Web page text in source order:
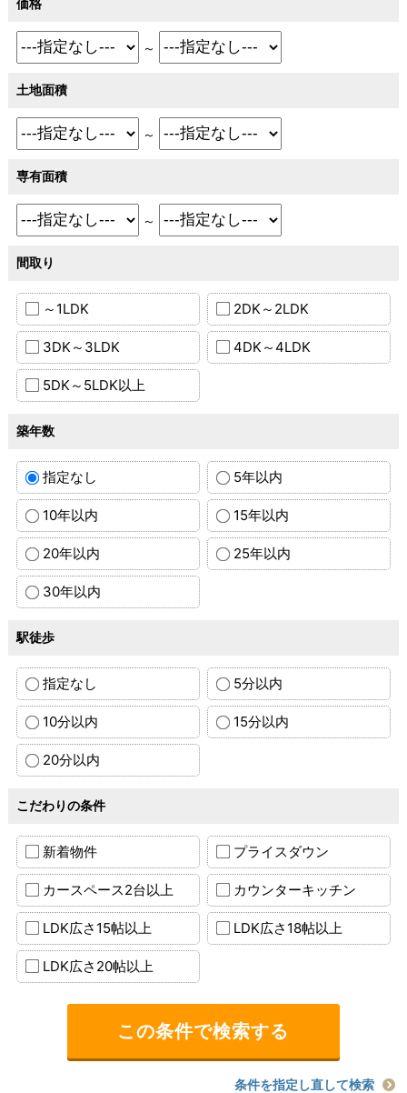
～
土地面積
～
専有面積
～
間取り
～1LDK 2DK～2LDK
3DK～3LDK 4DK～4LDK
5DK～5LDK以上
築年数
指定なし 5年以内
10年以内 15年以内
20年以内 25年以内
30年以内
駅徒歩
指定なし 5分以内
10分以内 15分以内
20分以内
こだわりの条件
新着物件 プライスダウン
カースペース2台以上 カウンターキッチン
LDK広さ15帖以上 LDK広さ18帖以上
LDK広さ20帖以上
条件を指定し直して検索